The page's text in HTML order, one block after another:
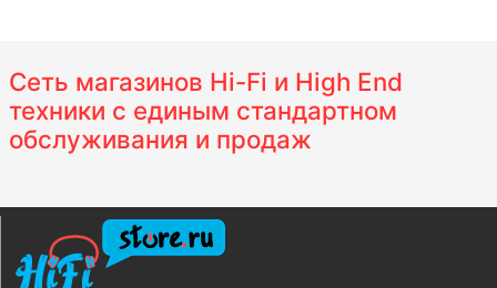
Сеть магазинов Hi-Fi и High End
техники с единым стандартном
обслуживания и продаж